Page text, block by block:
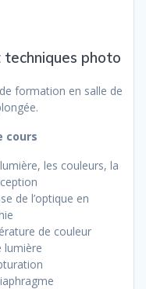
techniques photo
formation en salle de
cours
les couleurs, la
de l’optique en
de couleur
lumière